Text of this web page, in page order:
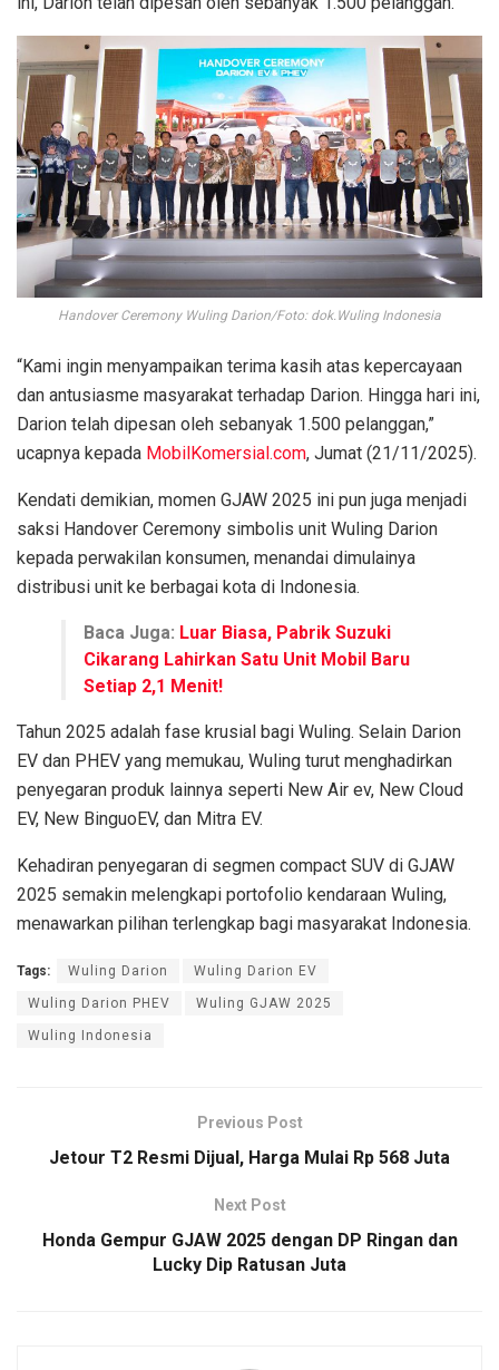
Handover Ceremony Wuling Darion/Foto: dok.Wuling Indonesia
“Kami ingin menyampaikan terima kasih atas kepercayaan
dan antusiasme masyarakat terhadap Darion. Hingga hari ini,
Darion telah dipesan oleh sebanyak 1.500 pelanggan,”
ucapnya kepada MobilKomersial.com, Jumat (21/11/2025).
Kendati demikian, momen GJAW 2025 ini pun juga menjadi
saksi Handover Ceremony simbolis unit Wuling Darion
kepada perwakilan konsumen, menandai dimulainya
distribusi unit ke berbagai kota di Indonesia.
Baca Juga: Luar Biasa, Pabrik Suzuki
Cikarang Lahirkan Satu Unit Mobil Baru
Setiap 2,1 Menit!
Tahun 2025 adalah fase krusial bagi Wuling. Selain Darion
EV dan PHEV yang memukau, Wuling turut menghadirkan
penyegaran produk lainnya seperti New Air ev, New Cloud
EV, New BinguoEV, dan Mitra EV.
Kehadiran penyegaran di segmen compact SUV di GJAW
2025 semakin melengkapi portofolio kendaraan Wuling,
menawarkan pilihan terlengkap bagi masyarakat Indonesia.
Tags: Wuling Darion Wuling Darion EV
Wuling Darion PHEV Wuling GJAW 2025
Wuling Indonesia
Previous Post
Jetour T2 Resmi Dijual, Harga Mulai Rp 568 Juta
Next Post
Honda Gempur GJAW 2025 dengan DP Ringan dan
Lucky Dip Ratusan Juta